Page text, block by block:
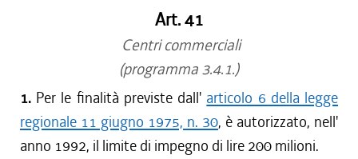
Art. 41
Centri commerciali
(programma 3.4.1.)
1. Per le finalità previste dall' articolo 6 della legge
regionale 11 giugno 1975, n. 30, è autorizzato, nell'
anno 1992, il limite di impegno di lire 200 milioni.